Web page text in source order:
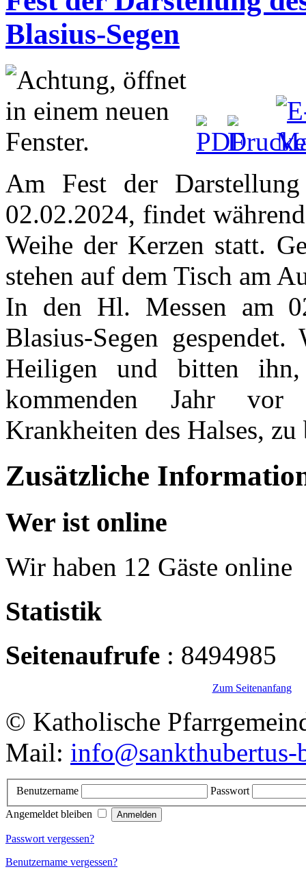
Blasius-Segen
Am Fest der
02.02.2024, findet
Weihe der Kerzen statt.
stehen auf dem Tisch am
In den Hl. Messen am
Blasius-Segen
Heiligen und bitten
kommenden Jahr vor
Krankheiten des Halses, zu
Zusätzliche
Wer ist online
Wir haben 12 Gäste online
Statistik
Seitenaufrufe : 8494985
Zum Seitenanfang
© Katholische
Mail: info@sankthubertus-
Benutzername
Passwort
Angemeldet bleiben
Passwort vergessen?
Benutzername vergessen?